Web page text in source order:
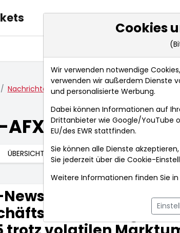
Markt-
Nachrichten dpa-AFX Compact EQS-
Compact
ÜBERSICHT DPA-AFX
News: Klöckner & Co
im
Cookies
Wir verwenden notwendige
verwenden wir außerdem Dienste
und personalisierte Werbung.
Dabei können Informationen auf
Drittanbieter wie Google/YouTube
EU/des EWR stattfinden.
Sie können alle Dienste
Sie jederzeit über die Cookie-
Weitere Informationen finden Sie